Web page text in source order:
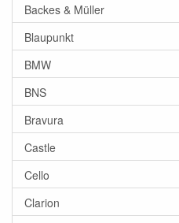
Backes & Müller
Blaupunkt
BMW
BNS
Bravura
Castle
Cello
Clarion